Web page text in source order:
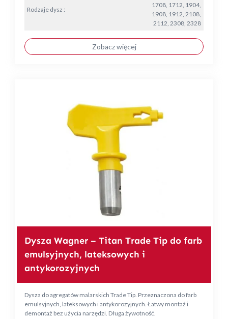
Rodzaje dysz :
1708, 1712, 1904,
1908, 1912, 2108,
2112, 2308, 2328
Zobacz więcej
Dysza Wagner – Titan Trade Tip do farb
emulsyjnych, lateksowych i
antykorozyjnych
Dysza do agregatów malarskich Trade Tip. Przeznaczona do farb
emulsyjnych, lateksowych i antykorozyjnych. Łatwy montaż i
demontaż bez użycia narzędzi. Długa żywotność.